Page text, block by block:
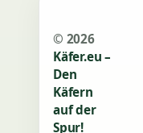
© 2026
Käfer.eu –
Den
Käfern
auf der
Spur!